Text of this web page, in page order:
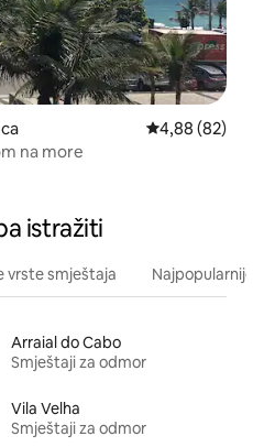
Prosječna
4,88 (82)
na more
istražiti
vrste smještaja
Arraial do Cabo
Smještaji za odmor
Vila Velha
Smještaji za odmor